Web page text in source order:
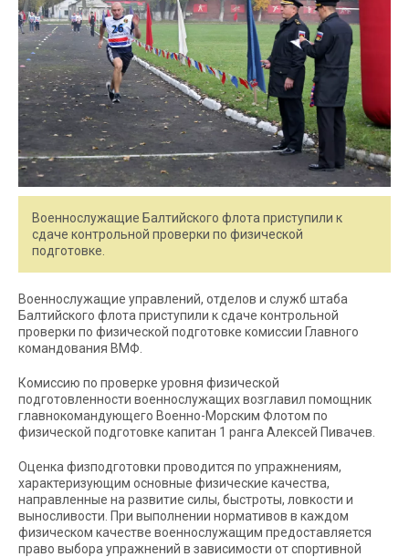
Военнослужащие Балтийского флота приступили к
сдаче контрольной проверки по физической
подготовке.
Военнослужащие управлений, отделов и служб штаба
Балтийского флота приступили к сдаче контрольной
проверки по физической подготовке комиссии Главного
командования ВМФ.
Комиссию по проверке уровня физической
подготовленности военнослужащих возглавил помощник
главнокомандующего Военно-Морским Флотом по
физической подготовке капитан 1 ранга Алексей Пивачев.
Оценка физподготовки проводится по упражнениям,
характеризующим основные физические качества,
направленные на развитие силы, быстроты, ловкости и
выносливости. При выполнении нормативов в каждом
физическом качестве военнослужащим предоставляется
право выбора упражнений в зависимости от спортивной